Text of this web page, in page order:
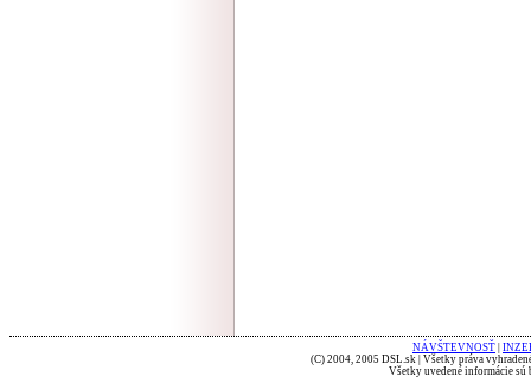
NÁVŠTEVNOSŤ
(C) 2004, 2005 DSL.sk | Všetky práva
Všetky uvedené informácie sú